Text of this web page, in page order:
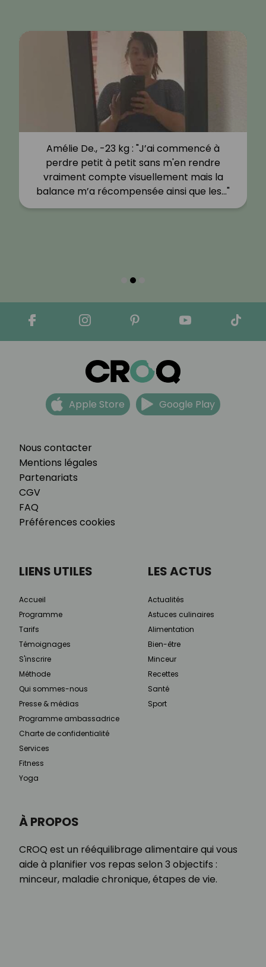
Amélie De., -23 kg : "J’ai commencé à
perdre petit à petit sans m'en rendre
vraiment compte visuellement mais la
balance m’a récompensée ainsi que les…"
Nous contacter
Mentions légales
Partenariats
CGV
FAQ
Préférences cookies
Apple Store Google Play
À PROPOS
CROQ est un rééquilibrage alimentaire qui vous
aide à planifier vos repas selon 3 objectifs :
minceur, maladie chronique, étapes de vie.
LIENS UTILES
Accueil
Programme
Tarifs
Témoignages
S'inscrire
Méthode
Qui sommes-nous
Presse & médias
Programme ambassadrice
Charte de confidentialité
Services
Fitness
Yoga
LES ACTUS
Actualités
Astuces culinaires
Alimentation
Bien-être
Minceur
Recettes
Santé
Sport